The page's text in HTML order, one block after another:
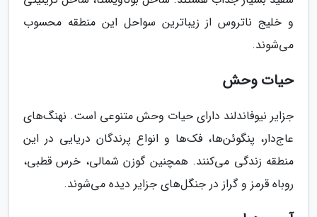
و خلیج ناتروس از زیباترین سواحل این منطقه محسوب
می‌شوند.
حیات وحش
جزایر نیوفاندلند دارای حیات وحش متنوعی است. نهنگ‌های
عاج‌دار، پنگوئن‌ها، فک‌ها و انواع پرندگان دریایی در این
منطقه زندگی می‌کنند. همچنین گوزن شمالی، خرس قطبی،
روباه قرمز و گراز در جنگل‌های جزایر دیده می‌شوند.